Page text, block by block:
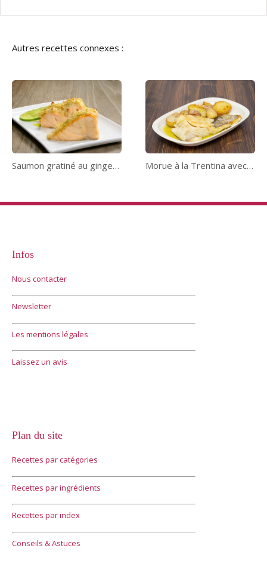
Autres recettes connexes :
Saumon gratiné au gingembre Morue à la Trentina avec pommes de terre
Infos
Nous contacter
Newsletter
Les mentions légales
Laissez un avis
Plan du site
Recettes par catégories
Recettes par ingrédients
Recettes par index
Conseils & Astuces